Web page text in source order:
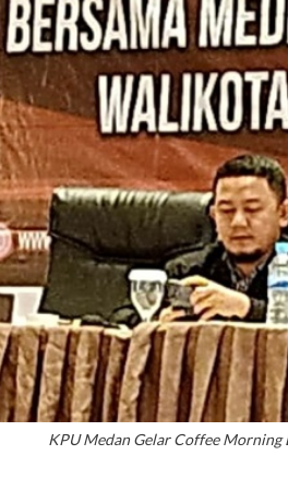
KPU Medan Gelar Coffee Morning